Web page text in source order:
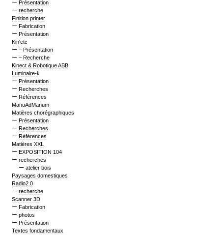
Présentation
recherche
Finition printer
Fabrication
Présentation
Kin'etc
– Présentation
– Recherche
Kinect & Robotique ABB
Luminaire-k
Présentation
Recherches
Références
ManuAdManum
Matières chorégraphiques
Présentation
Recherches
Références
Matières XXL
EXPOSITION 104
recherches
atelier bois
Paysages domestiques
Radio2.0
recherche
Scanner 3D
Fabrication
photos
Présentation
Textes fondamentaux